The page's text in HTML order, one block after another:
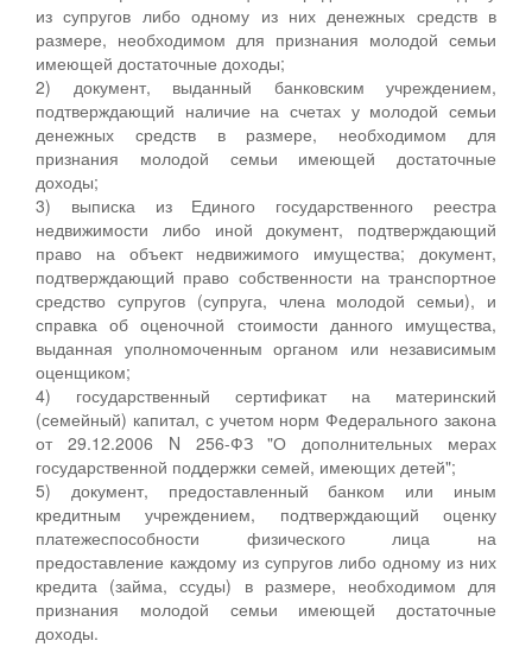
из супругов либо одному из них денежных средств в
размере, необходимом для признания молодой семьи
имеющей достаточные доходы;
2) документ, выданный банковским учреждением,
подтверждающий наличие на счетах у молодой семьи
денежных средств в размере, необходимом для
признания молодой семьи имеющей достаточные
доходы;
3) выписка из Единого государственного реестра
недвижимости либо иной документ, подтверждающий
право на объект недвижимого имущества; документ,
подтверждающий право собственности на транспортное
средство супругов (супруга, члена молодой семьи), и
справка об оценочной стоимости данного имущества,
выданная уполномоченным органом или независимым
оценщиком;
4) государственный сертификат на материнский
(семейный) капитал, с учетом норм Федерального закона
от 29.12.2006 N 256-ФЗ "О дополнительных мерах
государственной поддержки семей, имеющих детей";
5) документ, предоставленный банком или иным
кредитным учреждением, подтверждающий оценку
платежеспособности физического лица на
предоставление каждому из супругов либо одному из них
кредита (займа, ссуды) в размере, необходимом для
признания молодой семьи имеющей достаточные
доходы.